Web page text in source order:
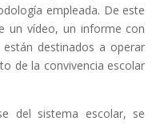
empleada. De este
un vídeo, un informe con
destinados a operar
de la convivencia escolar
del sistema escolar, se